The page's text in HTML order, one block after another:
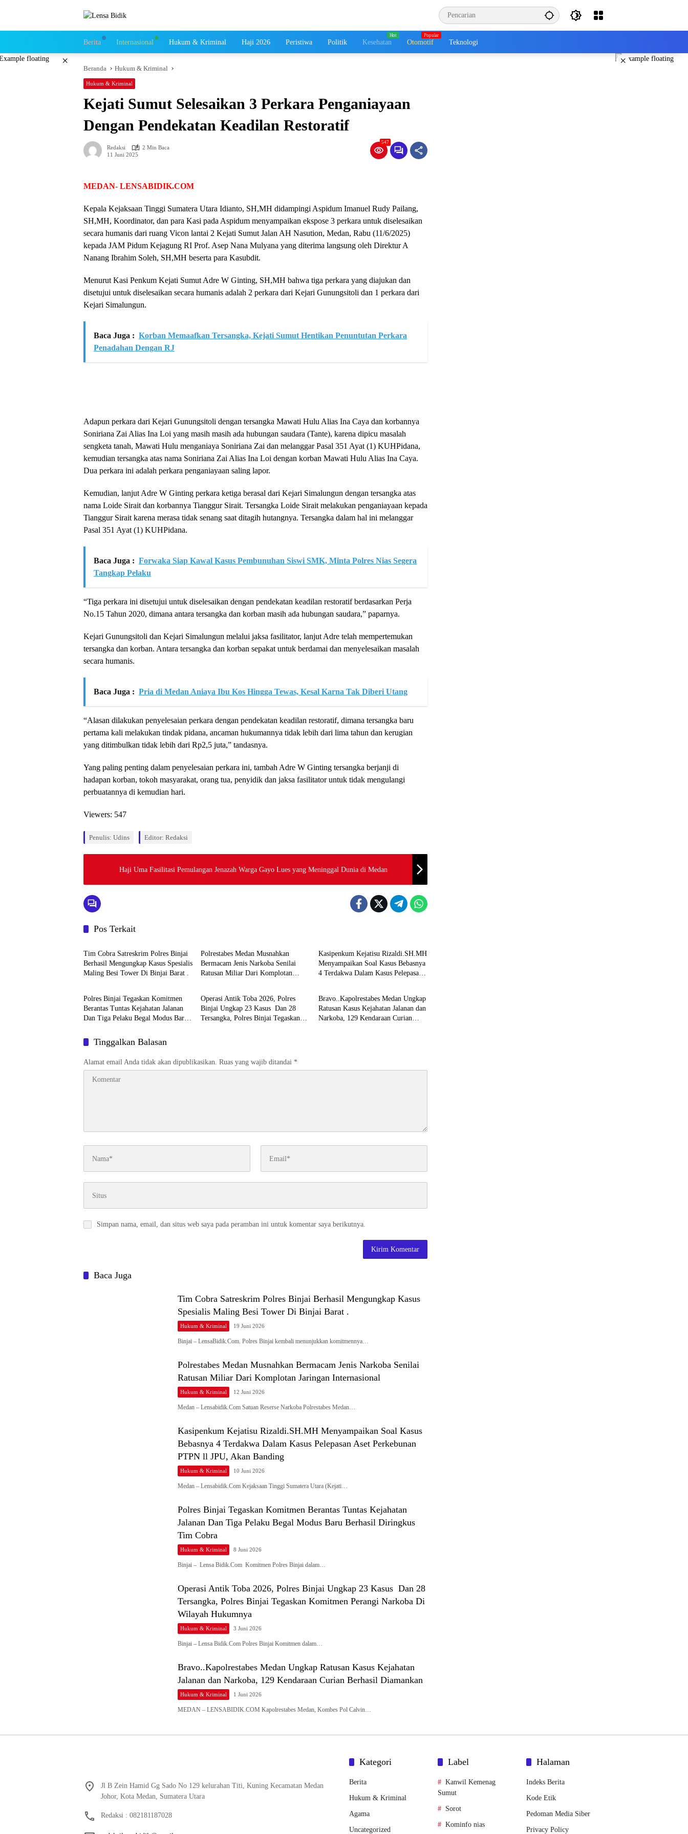
Berita Internasional Hukum & Kriminal Haji 2026 Peristiwa Politik Kesehatan Otomotif Teknologi
× ×
Beranda Hukum & Kriminal
Hukum & Kriminal
Kejati Sumut Selesaikan 3 Perkara Penganiayaan
Dengan Pendekatan Keadilan Restoratif
Redaksi
2 Min Baca
11 Juni 2025
547
MEDAN- LENSABIDIK.COM
Kepala Kejaksaan Tinggi Sumatera Utara Idianto, SH,MH didampingi Aspidum Imanuel Rudy Pailang,
SH,MH, Koordinator, dan para Kasi pada Aspidum menyampaikan ekspose 3 perkara untuk diselesaikan
secara humanis dari ruang Vicon lantai 2 Kejati Sumut Jalan AH Nasution, Medan, Rabu (11/6/2025)
kepada JAM Pidum Kejagung RI Prof. Asep Nana Mulyana yang diterima langsung oleh Direktur A
Nanang Ibrahim Soleh, SH,MH beserta para Kasubdit.
Menurut Kasi Penkum Kejati Sumut Adre W Ginting, SH,MH bahwa tiga perkara yang diajukan dan
disetujui untuk diselesaikan secara humanis adalah 2 perkara dari Kejari Gunungsitoli dan 1 perkara dari
Kejari Simalungun.
Baca Juga : Korban Memaafkan Tersangka, Kejati Sumut Hentikan Penuntutan Perkara
Penadahan Dengan RJ
Adapun perkara dari Kejari Gunungsitoli dengan tersangka Mawati Hulu Alias Ina Caya dan korbannya
Soniriana Zai Alias Ina Loi yang masih masih ada hubungan saudara (Tante), karena dipicu masalah
sengketa tanah, Mawati Hulu menganiaya Soniriana Zai dan melanggar Pasal 351 Ayat (1) KUHPidana,
kemudian tersangka atas nama Soniriana Zai Alias Ina Loi dengan korban Mawati Hulu Alias Ina Caya.
Dua perkara ini adalah perkara penganiayaan saling lapor.
Kemudian, lanjut Adre W Ginting perkara ketiga berasal dari Kejari Simalungun dengan tersangka atas
nama Loide Sirait dan korbannya Tianggur Sirait. Tersangka Loide Sirait melakukan penganiayaan kepada
Tianggur Sirait karena merasa tidak senang saat ditagih hutangnya. Tersangka dalam hal ini melanggar
Pasal 351 Ayat (1) KUHPidana.
Baca Juga : Forwaka Siap Kawal Kasus Pembunuhan Siswi SMK, Minta Polres Nias Segera
Tangkap Pelaku
“Tiga perkara ini disetujui untuk diselesaikan dengan pendekatan keadilan restoratif berdasarkan Perja
No.15 Tahun 2020, dimana antara tersangka dan korban masih ada hubungan saudara,” paparnya.
Kejari Gunungsitoli dan Kejari Simalungun melalui jaksa fasilitator, lanjut Adre telah mempertemukan
tersangka dan korban. Antara tersangka dan korban sepakat untuk berdamai dan menyelesaikan masalah
secara humanis.
Baca Juga : Pria di Medan Aniaya Ibu Kos Hingga Tewas, Kesal Karna Tak Diberi Utang
“Alasan dilakukan penyelesaian perkara dengan pendekatan keadilan restoratif, dimana tersangka baru
pertama kali melakukan tindak pidana, ancaman hukumannya tidak lebih dari lima tahun dan kerugian
yang ditimbulkan tidak lebih dari Rp2,5 juta,” tandasnya.
Yang paling penting dalam penyelesaian perkara ini, tambah Adre W Ginting tersangka berjanji di
hadapan korban, tokoh masyarakat, orang tua, penyidik dan jaksa fasilitator untuk tidak mengulangi
perbuatannya di kemudian hari.
Viewers: 547
Penulis: Udins Editor: Redaksi
Haji Uma Fasilitasi Pemulangan Jenazah Warga Gayo Lues yang Meninggal Dunia di Medan
Pos Terkait
Hukum & Kriminal
Tim Cobra Satreskrim Polres Binjai
Berhasil Mengungkap Kasus Spesialis
Maling Besi Tower Di Binjai Barat .
Polrestabes Medan Musnahkan
Bermacam Jenis Narkoba Senilai
Ratusan Miliar Dari Komplotan
Kasipenkum Kejatisu Rizaldi.SH.MH
Menyampaikan Soal Kasus Bebasnya
4 Terdakwa Dalam Kasus Pelepasan
Hukum & Kriminal
Polres Binjai Tegaskan Komitmen
Berantas Tuntas Kejahatan Jalanan
Dan Tiga Pelaku Begal Modus Baru
Operasi Antik Toba 2026, Polres
Binjai Ungkap 23 Kasus Dan 28
Tersangka, Polres Binjai Tegaskan
Bravo..Kapolrestabes Medan Ungkap
Ratusan Kasus Kejahatan Jalanan dan
Narkoba, 129 Kendaraan Curian
Tinggalkan Balasan
Alamat email Anda tidak akan dipublikasikan. Ruas yang wajib ditandai *
Simpan nama, email, dan situs web saya pada peramban ini untuk komentar saya berikutnya.
Baca Juga
Tim Cobra Satreskrim Polres Binjai Berhasil Mengungkap Kasus
Spesialis Maling Besi Tower Di Binjai Barat .
Hukum & Kriminal 19 Juni 2026
Binjai – LensaBidik.Com. Polres Binjai kembali menunjukkan komitmennya…
Polrestabes Medan Musnahkan Bermacam Jenis Narkoba Senilai
Ratusan Miliar Dari Komplotan Jaringan Internasional
Hukum & Kriminal 12 Juni 2026
Medan – Lensabidik.Com Satuan Reserse Narkoba Polrestabes Medan…
Kasipenkum Kejatisu Rizaldi.SH.MH Menyampaikan Soal Kasus
Bebasnya 4 Terdakwa Dalam Kasus Pelepasan Aset Perkebunan
PTPN ll JPU, Akan Banding
Hukum & Kriminal 10 Juni 2026
Medan – Lensabidik.Com Kejaksaan Tinggi Sumatera Utara (Kejati…
Polres Binjai Tegaskan Komitmen Berantas Tuntas Kejahatan
Jalanan Dan Tiga Pelaku Begal Modus Baru Berhasil Diringkus
Tim Cobra
Hukum & Kriminal 8 Juni 2026
Binjai – Lensa Bidik.Com Komitmen Polres Binjai dalam…
Operasi Antik Toba 2026, Polres Binjai Ungkap 23 Kasus Dan 28
Tersangka, Polres Binjai Tegaskan Komitmen Perangi Narkoba Di
Wilayah Hukumnya
Hukum & Kriminal 3 Juni 2026
Binjai – Lensa Bidik.Com Polres Binjai Komitmen dalam…
Bravo..Kapolrestabes Medan Ungkap Ratusan Kasus Kejahatan
Jalanan dan Narkoba, 129 Kendaraan Curian Berhasil Diamankan
Hukum & Kriminal 1 Juni 2026
MEDAN – LENSABIDIK.COM Kapolrestabes Medan, Kombes Pol Calvin…
Jl B Zein Hamid Gg Sado No 129 kelurahan Titi, Kuning Kecamatan Medan
Johor, Kota Medan, Sumatera Utara
Redaksi : 082181187028
Kategori
Berita
Hukum & Kriminal
Agama
Uncategorized
Label
Kanwil Kemenag
Sumut
Sorot
Kominfo nias
Halaman
Indeks Berita
Kode Etik
Pedoman Media Siber
Privacy Policy